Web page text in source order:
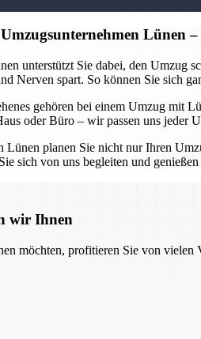
Lünen
unterstützt Sie dabei, den Umzug
Nerven spart. So können Sie sich
gehören bei einem Umzug mit
oder Büro – wir passen uns jeder
Lünen planen Sie nicht nur Ihren
sich von uns begleiten und
wir Ihnen
möchten, profitieren Sie von